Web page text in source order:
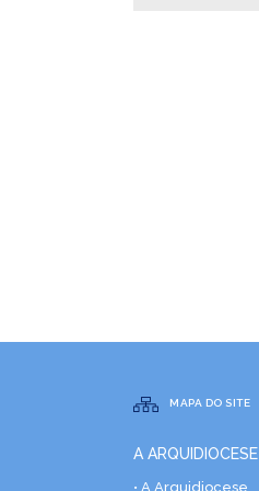
MAPA DO SITE
A ARQUIDIOCESE
• A Arquidiocese